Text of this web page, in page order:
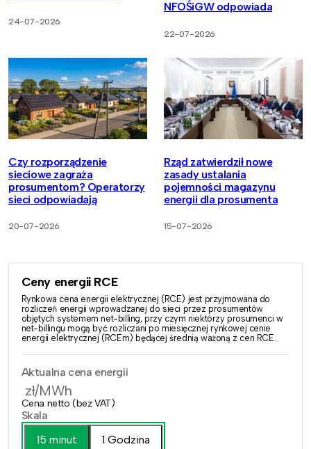
24-07-2026
NFOŚiGW odpowiada
22-07-2026
Czy rozporządzenie
sieciowe zagraża
prosumentom? Operatorzy
sieci odpowiadają
20-07-2026
Rząd zatwierdził nowe
zasady ustalania
pojemności magazynu
energii dla prosumenta
15-07-2026
Ceny energii RCE
Rynkowa cena energii elektrycznej (RCE) jest przyjmowana do
rozliczeń energii wprowadzanej do sieci przez prosumentów
objętych systemem net-billing, przy czym niektórzy prosumenci w
net-billingu mogą być rozliczani po miesięcznej rynkowej cenie
energii elektrycznej (RCEm) będącej średnią ważoną z cen RCE.
Aktualna cena energii
zł/MWh
Cena netto (bez VAT)
Skala
15 minut
1 Godzina